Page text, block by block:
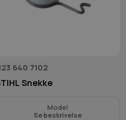
640 7102
Snekke
Model
Se beskrivelse